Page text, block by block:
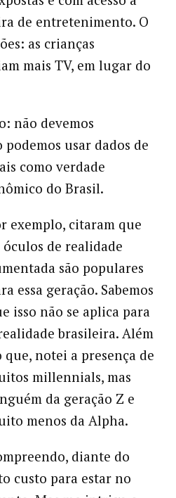
de entretenimento. O
as crianças
mais TV, em lugar do
não devemos
usar dados de
como verdade
do Brasil.
exemplo, citaram que
óculos de realidade
são populares
essa geração. Sabemos
isso não se aplica para
brasileira. Além
que, notei a presença de
millennials, mas
da geração Z e
menos da Alpha.
diante do
custo para estar no